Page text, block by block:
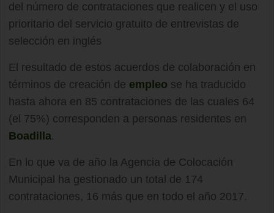
del número de contrataciones que realicen y el uso
prioritario del servicio gratuito de entrevistas de
selección en inglés
El resultado de estos acuerdos de colaboración en
términos de creación de empleo se ha traducido
hasta ahora en 85 contrataciones de las cuales 64
(el 75%) corresponden a personas residentes en
Boadilla.
En lo que va de año la Agencia de Colocación
Municipal ha gestionado un total de 174
contrataciones, 16 más que en todo el año 2017.